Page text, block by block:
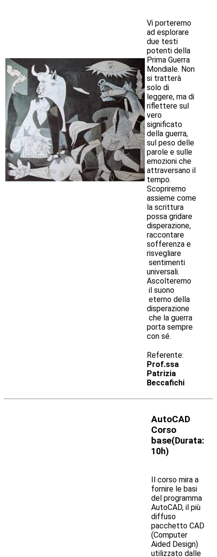
Vi porteremo
ad esplorare
due testi
potenti della
Prima Guerra
Mondiale. Non
si tratterà
solo di
leggere, ma di
riflettere sul
vero
significato
della guerra,
sul peso delle
parole e sulle
emozioni che
attraversano il
tempo.
Scopriremo
assieme come
la scrittura
possa gridare
disperazione,
raccontare
sofferenza e
risvegliare
sentimenti
universali.
Ascolteremo
il suono
eterno della
disperazione
che la guerra
porta sempre
con sé.
Referente:
Prof.ssa
Patrizia
Beccafichi
AutoCAD
Corso
base(Durata:
10h)
Il corso mira a
fornire le basi
del programma
AutoCAD, il più
diffuso
pacchetto CAD
(Computer
Aided Design)
utilizzato dalle